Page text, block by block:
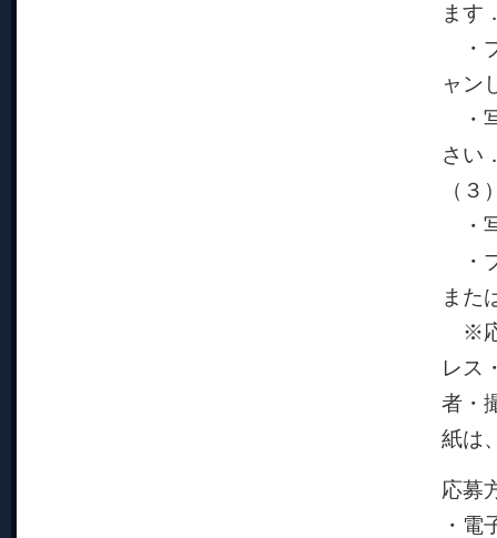
ます
・
ャン
・
さい
（３
・
・
また
※応
レス
者・
紙は
応募
・電